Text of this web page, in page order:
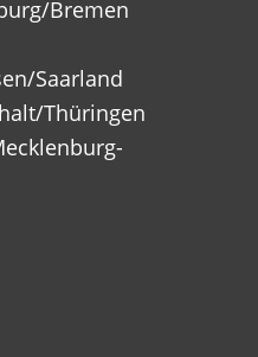
Bremen
Saarland
Thüringen